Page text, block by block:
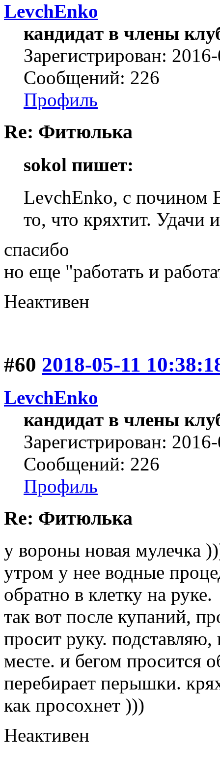
LevchEnko
кандидат в члены
Зарегистрирован:
Сообщений: 226
Профиль
Re: Фитюлька
sokol пишет:
LevchEnko, с почином
то, что кряхтит. Удачи
спасибо
но еще "работать и
Неактивен
#60 2018-05-11
LevchEnko
кандидат в члены
Зарегистрирован:
Сообщений: 226
Профиль
Re: Фитюлька
у вороны новая мулечка
утром у нее водные
обратно в клетку на руке.
так вот после купаний,
просит руку. подставляю,
месте. и бегом просится
перебирает перышки.
как просохнет )))
Неактивен